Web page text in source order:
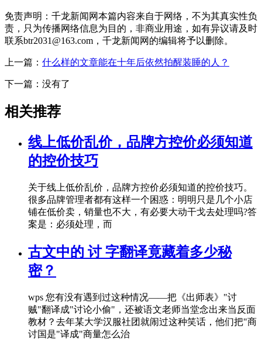
免责声明：千龙新闻网本篇内容来自于网络，不为其真实性负
责，只为传播网络信息为目的，非商业用途，如有异议请及时
联系btr2031@163.com，千龙新闻网的编辑将予以删除。
上一篇： 什么样的文章能在十年后依然拍醒装睡的人？
下一篇：没有了
相关推荐
线上低价乱价，品牌方控价必须知道
的控价技巧
关于线上低价乱价，品牌方控价必须知道的控价技巧。
很多品牌管理者都有这样一个困惑：明明只是几个小店
铺在低价卖，销量也不大，有必要大动干戈去处理吗?答
案是：必须处理，而
古文中的 讨 字翻译竟藏着多少秘
密？
wps 您有没有遇到过这种情况——把《出师表》"讨
贼"翻译成"讨论小偷"，还被语文老师当堂念出来当反面
教材？去年某大学汉服社团就闹过这种笑话，他们把"商
讨国是"译成"商量怎么治